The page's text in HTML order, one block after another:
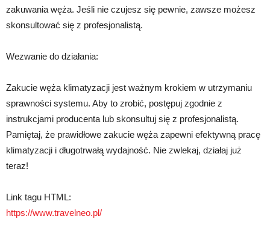
zakuwania węża. Jeśli nie czujesz się pewnie, zawsze możesz
skonsultować się z profesjonalistą.
Wezwanie do działania:
Zakucie węża klimatyzacji jest ważnym krokiem w utrzymaniu
sprawności systemu. Aby to zrobić, postępuj zgodnie z
instrukcjami producenta lub skonsultuj się z profesjonalistą.
Pamiętaj, że prawidłowe zakucie węża zapewni efektywną pracę
klimatyzacji i długotrwałą wydajność. Nie zwlekaj, działaj już
teraz!
Link tagu HTML:
https://www.travelneo.pl/